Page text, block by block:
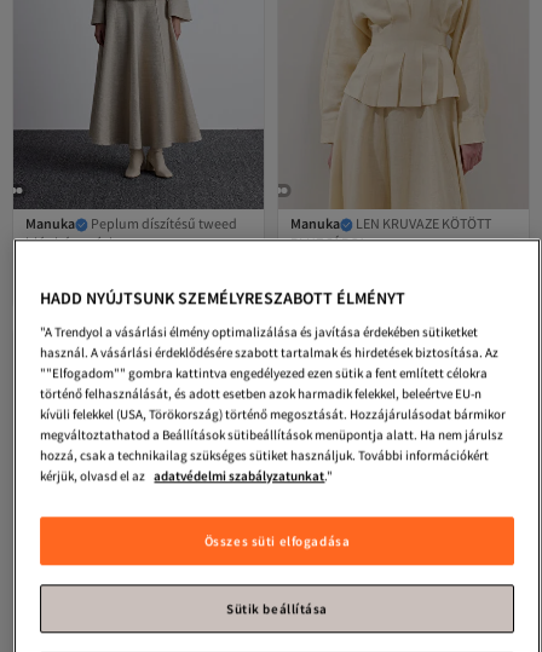
Manuka
Peplum díszítésű tweed
blúz bézs színben
Legalacsonyabb (30 nap)
26 146 Ft
Manuka
LEN KRUVAZE KÖTÖTT
BLUZ SÁRGA
Legalacsonyabb (30 nap)
54 530 Ft
HADD NYÚJTSUNK SZEMÉLYRESZABOTT ÉLMÉNYT
"A Trendyol a vásárlási élmény optimalizálása és javítása érdekében sütiketket
használ. A vásárlási érdeklődésére szabott tartalmak és hirdetések biztosítása. Az
""Elfogadom"" gombra kattintva engedélyezed ezen sütik a fent említett célokra
történő felhasználását, és adott esetben azok harmadik felekkel, beleértve EU-n
kívüli felekkel (USA, Törökország) történő megosztását. Hozzájárulásodat bármikor
megváltoztathatod a Beállítások sütibeállítások menüpontja alatt. Ha nem járulsz
hozzá, csak a technikailag szükséges sütiket használjuk. További információkért
kérjük, olvasd el az adatvédelmi szabályzatunkat."
Összes süti elfogadása
Sütik beállítása